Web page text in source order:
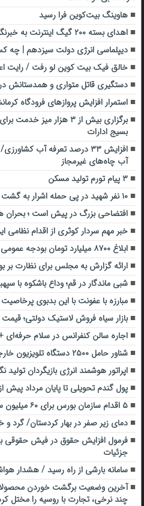
هاوینگ بیت‌کوین فرا رسید
اهدای بسته ۲۰۰ گیگ اینترنت به خبرنگاران در روز خبرنگار
دیپلماسی انرژی دولت سیزدهم | چه
خالق فیک بیت کوین لو رفت / رایت
دستگیری قاتل متواری و همدستانش در
استمرار افزایش پروازهای فرودگاه
برگزاری بیش از ۳ هزار
بسیج ادارات
آب چاه‌های غیرمجاز
۳ پیام تورم تولید مسکن
۱۰ نفر شهید در پی حمله اشرار به گشت فراجا
افتضاحی بزرگ در پیش است ؛ بحران
خبر مهم سردار کوثری از اقدام نظامی
ابلاغ ۸۷۰۰ میلیارد تومان بودجه عمومی به استان بوشهر
ارائه گزارش‌ به مجلس برای نظارت بر
شبی ماندگار در قم؛ وداع باشکوه با
مبارزه با عفونت با این بدبوی پرخاصیت
بازار سیاه فروش لاستیک دولتی؛ قیمت ۲۰۰ تا ۷۰۰ هزار تومان!
اجاره سالن کنفرانس در سلام حرفه‌ای +
شناور حامل ۲۵۰۰ دستگاه تلویزیون خارجی قاچاق توقیف شد
اپراتور هوشمند انرژی بازیگردان تولید
پول گندم تحویلی تا پایان مرداد پیش
۵ اقدام سازمان بورس برای ۶۰ میلیون سهامدار
دمای زیر صفر در بهار کردستان/ گرد و
فرمول افزایش حقوق در فیش حقوقی
جزئیات
سامانه بارشی از راه رسید / هشدار
آخرین وضعیت برگشت خوردن محصولات
چند نرخی، تجارت با روسیه را مختل